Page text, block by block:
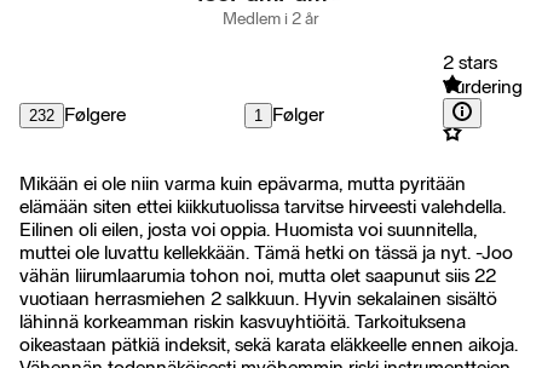
Medlem i 2 år
232 Følgere 1 Følger
2 stars
Vurdering
Mikään ei ole niin varma kuin epävarma, mutta pyritään
elämään siten ettei kiikkutuolissa tarvitse hirveesti valehdella.
Eilinen oli eilen, josta voi oppia. Huomista voi suunnitella,
muttei ole luvattu kellekkään. Tämä hetki on tässä ja nyt. -Joo
vähän liirumlaarumia tohon noi, mutta olet saapunut siis 22
vuotiaan herrasmiehen 2 salkkuun. Hyvin sekalainen sisältö
lähinnä korkeamman riskin kasvuyhtiöitä. Tarkoituksena
oikeastaan pätkiä indeksit, sekä karata eläkkeelle ennen aikoja.